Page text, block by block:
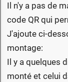
Il n'y a pas de
code QR qui
J'ajoute ci-
montage:
Il y a quelques
monté et celui